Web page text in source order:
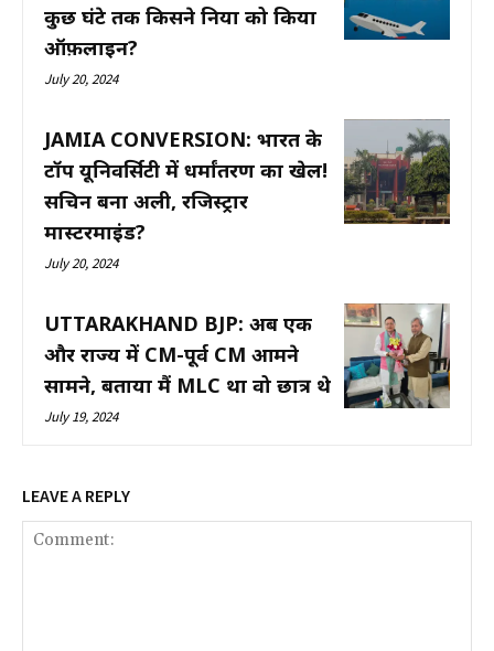
कुछ घंटे तक किसने दुनिया को किया
ऑफ़लाइन?
July 20, 2024
JAMIA CONVERSION: भारत के
टॉप यूनिवर्सिटी में धर्मांतरण का खेल!
सचिन बना अली, रजिस्ट्रार
मास्टरमाइंड?
July 20, 2024
UTTARAKHAND BJP: अब एक
और राज्य में CM-पूर्व CM आमने
सामने, बताया मैं MLC था वो छात्र थे
July 19, 2024
LEAVE A REPLY